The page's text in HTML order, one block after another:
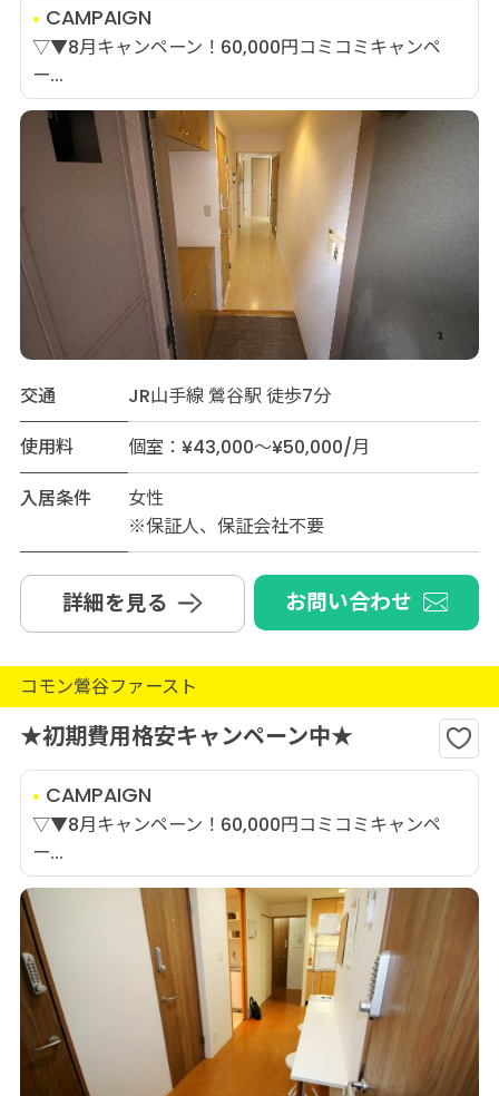
CAMPAIGN
▽▼8月キャンペーン！60,000円コミコミキャンペ
ー...
交通
JR山手線 鶯谷駅 徒歩7分
使用料
個室：¥43,000～¥50,000/月
入居条件
女性
※保証人、保証会社不要
詳細を見る お問い合わせ
コモン鶯谷ファースト
★初期費用格安キャンペーン中★
CAMPAIGN
▽▼8月キャンペーン！60,000円コミコミキャンペ
ー...